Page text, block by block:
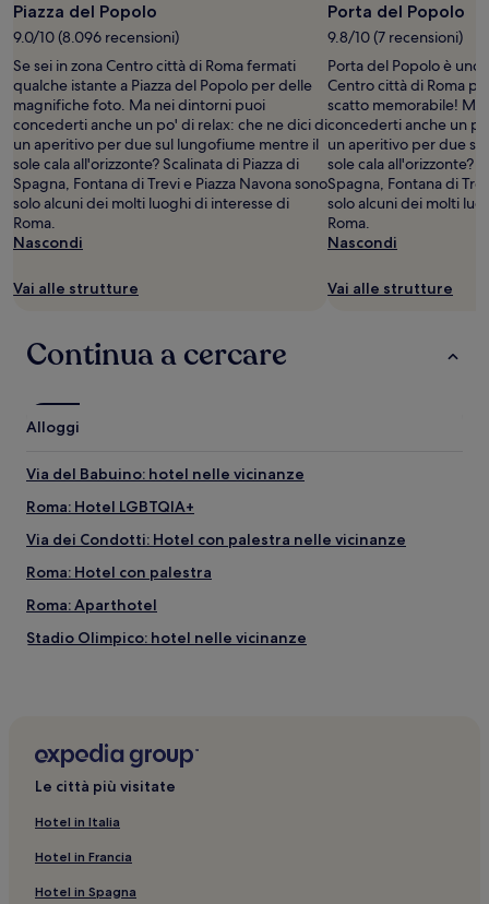
2
adulti.
Prezzi
e
disponibilità
possono
cambiare.
Potrebbero
essere
previste
condizioni
aggiuntive.
Piazza del Popolo
9.0/10 (8.096 recensioni)
Se sei in zona Centro città di Roma fermati
qualche istante a Piazza del Popolo per delle
magnifiche foto. Ma nei dintorni puoi
concederti anche un po' di relax: che ne dici di
un aperitivo per due sul lungofiume mentre il
sole cala all'orizzonte? Scalinata di Piazza di
Spagna, Fontana di Trevi e Piazza Navona sono
solo alcuni dei molti luoghi di interesse di
Roma.
Nascondi
Vai alle strutture
Porta del Popolo
9.8/10 (7 recensioni)
Porta del Popolo è uno
Centro città di Roma
scatto memorabile!
concederti anche un
un aperitivo per due
sole cala all'orizzonte?
Spagna, Fontana di
solo alcuni dei molti
Roma.
Nascondi
Vai alle strutture
Continua a cercare
Alloggi
Via del Babuino: hotel nelle vicinanze
Roma: Hotel LGBTQIA+
Via dei Condotti: Hotel con palestra nelle vicinanze
Roma: Hotel con palestra
Roma: Aparthotel
Stadio Olimpico: hotel nelle vicinanze
Pincio: Boutique hotel nelle vicinanze
Via dei Condotti: B&B
Roma: Hotel con piscina
Roma: B&B
Roma: Hotel di lusso
Le città più visitate
Hotel in Italia
Hotel in Francia
Hotel in Spagna